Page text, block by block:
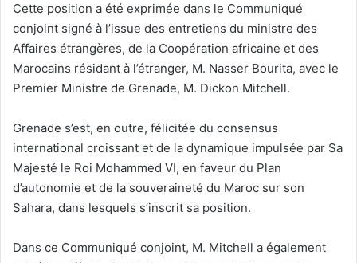
Cette position a été exprimée dans le Communiqué
conjoint signé à l’issue des entretiens du ministre des
Affaires étrangères, de la Coopération africaine et des
Marocains résidant à l’étranger, M. Nasser Bourita, avec le
Premier Ministre de Grenade, M. Dickon Mitchell.
Grenade s’est, en outre, félicitée du consensus
international croissant et de la dynamique impulsée par Sa
Majesté le Roi Mohammed VI, en faveur du Plan
d’autonomie et de la souveraineté du Maroc sur son
Sahara, dans lesquels s’inscrit sa position.
Dans ce Communiqué conjoint, M. Mitchell a également